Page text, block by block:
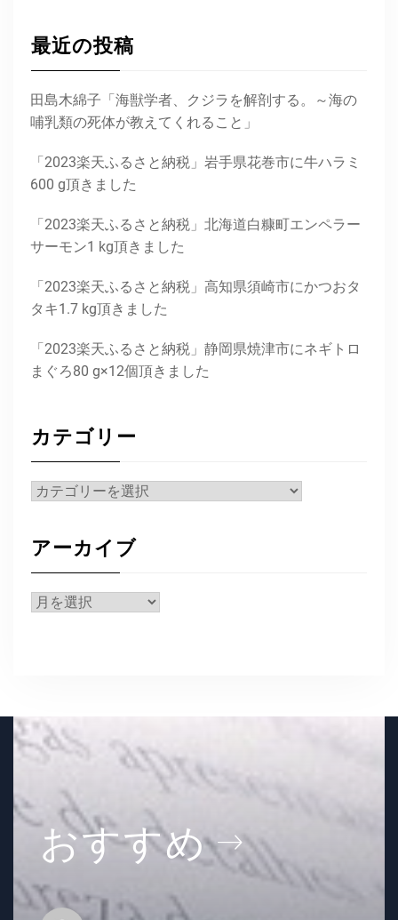
最近の投稿
田島木綿子「海獣学者、クジラを解剖する。～海の
哺乳類の死体が教えてくれること」
「2023楽天ふるさと納税」岩手県花巻市に牛ハラミ
600 g頂きました
「2023楽天ふるさと納税」北海道白糠町エンペラー
サーモン1 kg頂きました
「2023楽天ふるさと納税」高知県須崎市にかつおタ
タキ1.7 kg頂きました
「2023楽天ふるさと納税」静岡県焼津市にネギトロ
まぐろ80 g×12個頂きました
カテゴリー
カ
リ
ー
アーカイブ
ア
おすすめ